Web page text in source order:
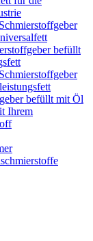
befüllt
befüllt mit Öl
Ihrem